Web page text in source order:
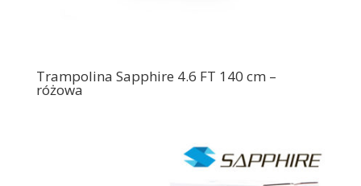
Trampolina Sapphire 4.6 FT 140 cm –
różowa